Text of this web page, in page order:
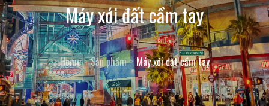
Máy xới đất cầm tay
Home Sản phẩm Máy xới đất cầm tay